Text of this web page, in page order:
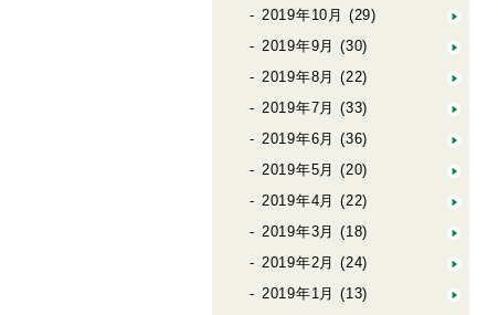
2019年10月 (29)
2019年9月 (30)
2019年8月 (22)
2019年7月 (33)
2019年6月 (36)
2019年5月 (20)
2019年4月 (22)
2019年3月 (18)
2019年2月 (24)
2019年1月 (13)